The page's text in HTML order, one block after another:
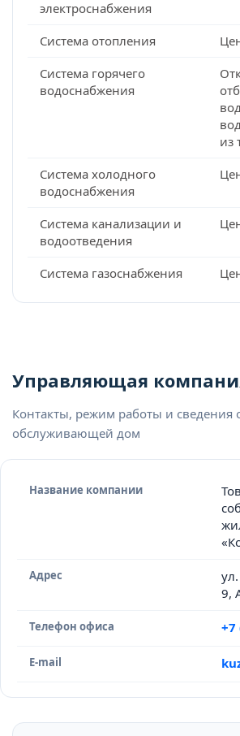
электроснабжения
Система отопления
Система горячего
водоснабжения
из
Система холодного
водоснабжения
Система канализации и
водоотведения
Система газоснабжения
Управляющая
Контакты, режим работы и сведения
обслуживающей дом
Название компании
Адрес
9,
Телефон офиса +7
E-mail